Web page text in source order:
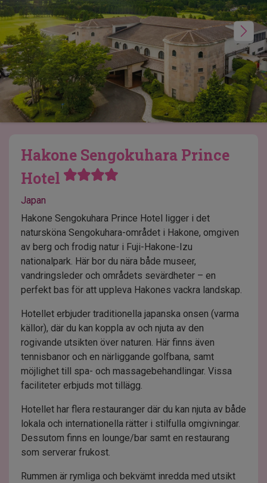
Hakone Sengokuhara Prince
Hotel
Japan
Hakone Sengokuhara Prince Hotel ligger i det
natursköna Sengokuhara-området i Hakone, omgiven
av berg och frodig natur i Fuji-Hakone-Izu
nationalpark. Här bor du nära både museer,
vandringsleder och områdets sevärdheter – en
perfekt bas för att uppleva Hakones vackra landskap.
Hotellet erbjuder traditionella japanska onsen (varma
källor), där du kan koppla av och njuta av den
rogivande utsikten över naturen. Här finns även
tennisbanor och en närliggande golfbana, samt
möjlighet till spa- och massagebehandlingar. Vissa
faciliteter erbjuds mot tillägg.
Hotellet har flera restauranger där du kan njuta av både
lokala och internationella rätter i stilfulla omgivningar.
Dessutom finns en lounge/bar samt en restaurang
som serverar frukost.
Rummen är rymliga och bekvämt inredda med utsikt